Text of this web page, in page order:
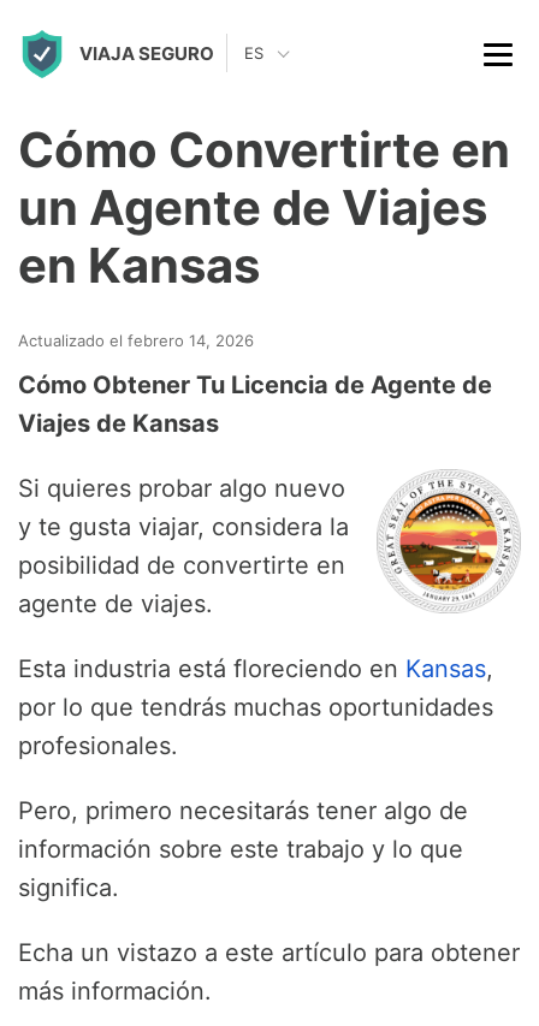
VIAJA SEGURO ES
Cómo Convertirte en
un Agente de Viajes
en Kansas
Actualizado el febrero 14, 2026
Cómo Obtener Tu Licencia de Agente de
Viajes de Kansas
Si quieres probar algo nuevo
y te gusta viajar, considera la
posibilidad de convertirte en
agente de viajes.
Esta industria está floreciendo en Kansas,
por lo que tendrás muchas oportunidades
profesionales.
Pero, primero necesitarás tener algo de
información sobre este trabajo y lo que
significa.
Echa un vistazo a este artículo para obtener
más información.